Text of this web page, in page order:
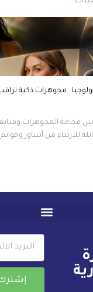
مجوهرات ذكية
فخامة المجوهرات
للارتداء من أساور